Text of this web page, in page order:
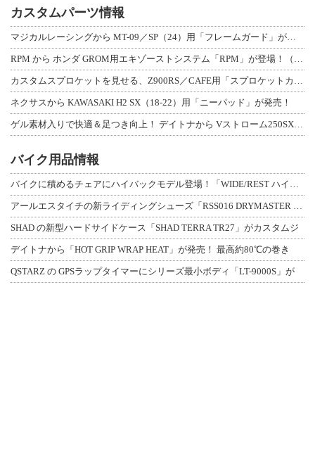
カスタムパーツ情報
マジカルレーシングから MT-09／SP（24）用「フレームガード」が登場！
RPM から ホンダ GROM用エキゾーストシステム「RPM」が登場！（動画あり
カスタムスプロケットを見せる、Z900RS／CAFE用「スプロケットカバーフルキ
ネクサスから KAWASAKI H2 SX（18-22）用「ニーパッド」が発売！
ゲル素材入りで快適＆足つき向上！ デイトナから Vストローム250SX用「快適ロ
バイク用品情報
バイクに積めるチェアにハイバックモデル登場！「WIDE/REST ハイバックチェ
アールエスタイチの新ライディングシューズ「RSS016 DRYMASTER スト
SHAD の新型ハードサイドケース「SHAD TERRA TR27」がカスタムジ
デイトナから「HOT GRIP WRAP HEAT」が発売！ 最高約80℃の巻き
QSTARZ の GPSラップタイマーにシリーズ最小ボディ「LT-9000S」が